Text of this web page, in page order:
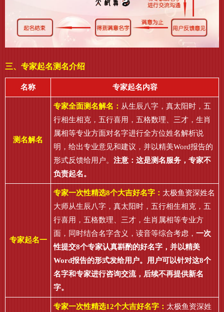
三、专家起名测名介绍
名称 专家起名内容
测名解名
专家全面测名解名： 从生辰八字，真太阳时，五
行相生相克，五行喜用，五格数理、三才，生肖
属相等专业方面对名字进行全方位姓名解析说
明，给出专业意见和建议，并以精美Word报告的
形式反馈给用户。 注意：这是测名服务，专家不
负责起名。
专家起名一
专家一次性精选8个大吉好名字： 太极鱼资深姓名
大师从生辰八字，真太阳时，五行相生相克，五
行喜用，五格数理、三才，生肖属相等专业方
面，同时结合名字含义，读音等综合考虑， 一次
性提交8个专家认真斟酌的好名字，并以精美
Word报告的形式发给用户。用户可以针对这8个
名字和专家进行咨询交流，后续不再提供新名
字。
专家一次性精选12个大吉好名字： 太极鱼资深姓